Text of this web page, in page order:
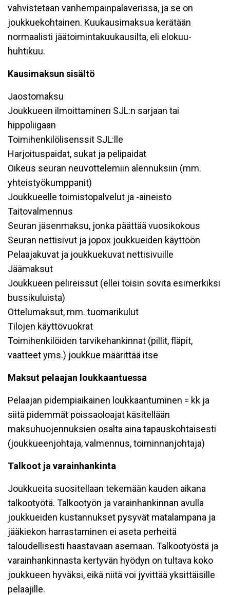
vahvistetaan vanhempainpalaverissa, ja se on
joukkuekohtainen. Kuukausimaksua kerätään
normaalisti jäätoimintakuukausilta, eli elokuu-
huhtikuu.
Kausimaksun sisältö
Jaostomaksu
Joukkueen ilmoittaminen SJL:n sarjaan tai
hippoliigaan
Toimihenkilölisenssit SJL:lle
Harjoituspaidat, sukat ja pelipaidat
Oikeus seuran neuvottelemiin alennuksiin (mm.
yhteistyökumppanit)
Joukkueelle toimistopalvelut ja -aineisto
Taitovalmennus
Seuran jäsenmaksu, jonka päättää vuosikokous
Seuran nettisivut ja jopox joukkueiden käyttöön
Pelaajakuvat ja joukkuekuvat nettisivuille
Jäämaksut
Joukkueen pelireissut (ellei toisin sovita esimerkiksi
bussikuluista)
Ottelumaksut, mm. tuomarikulut
Tilojen käyttövuokrat
Toimihenkilöiden tarvikehankinnat (pillit, fläpit,
vaatteet yms.) joukkue määrittää itse
Maksut pelaajan loukkaantuessa
Pelaajan pidempiaikainen loukkaantuminen = kk ja
siitä pidemmät poissaoloajat käsitellään
maksuhuojennuksien osalta aina tapauskohtaisesti
(joukkueenjohtaja, valmennus, toiminnanjohtaja)
Talkoot ja varainhankinta
Joukkueita suositellaan tekemään kauden aikana
talkootyötä. Talkootyön ja varainhankinnan avulla
joukkueiden kustannukset pysyvät matalampana ja
jääkiekon harrastaminen ei aseta perheitä
taloudellisesti haastavaan asemaan. Talkootyöstä ja
varainhankinnasta kertyvän hyödyn on tultava koko
joukkueen hyväksi, eikä niitä voi jyvittää yksittäisille
pelaajille.